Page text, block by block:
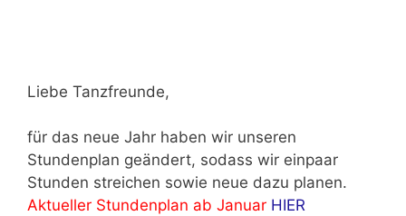
Liebe Tanzfreunde,
für das neue Jahr haben wir unseren
Stundenplan geändert, sodass wir einpaar
Stunden streichen sowie neue dazu planen.
Aktueller Stundenplan ab Januar HIER